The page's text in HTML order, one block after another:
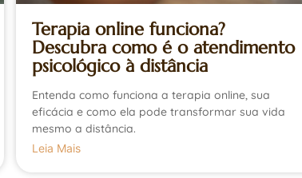
Terapia online funciona?
Descubra como é o atendimento
psicológico à distância
Entenda como funciona a terapia online, sua
eficácia e como ela pode transformar sua vida
mesmo a distância.
Leia Mais